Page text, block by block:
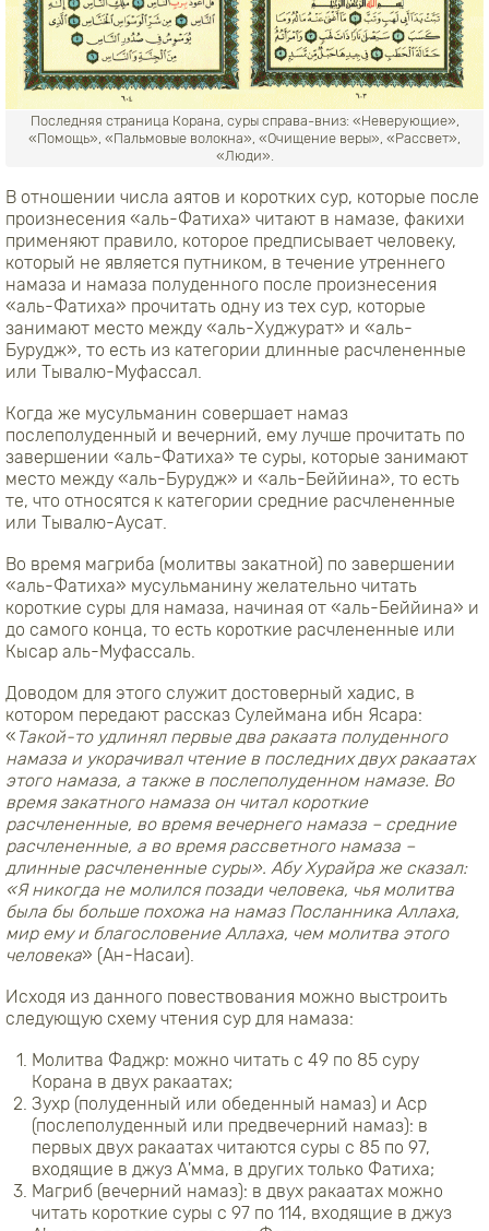
Последняя страница Корана, суры справа-вниз: «Неверующие»,
«Помощь», «Пальмовые волокна», «Очищение веры», «Рассвет»,
«Люди».
В отношении числа аятов и коротких сур, которые после
произнесения «аль-Фатиха» читают в намазе, факихи
применяют правило, которое предписывает человеку,
который не является путником, в течение утреннего
намаза и намаза полуденного после произнесения
«аль-Фатиха» прочитать одну из тех сур, которые
занимают место между «аль-Худжурат» и «аль-
Бурудж», то есть из категории длинные расчлененные
или Тывалю-Муфассал.
Когда же мусульманин совершает намаз
послеполуденный и вечерний, ему лучше прочитать по
завершении «аль-Фатиха» те суры, которые занимают
место между «аль-Бурудж» и «аль-Беййина», то есть
те, что относятся к категории средние расчлененные
или Тывалю-Аусат.
Во время магриба (молитвы закатной) по завершении
«аль-Фатиха» мусульманину желательно читать
короткие суры для намаза, начиная от «аль-Беййина» и
до самого конца, то есть короткие расчлененные или
Кысар аль-Муфассаль.
Доводом для этого служит достоверный хадис, в
котором передают рассказ Сулеймана ибн Ясара:
« Такой-то удлинял первые два ракаата полуденного
намаза и укорачивал чтение в последних двух ракаатах
этого намаза, а также в послеполуденном намазе. Во
время закатного намаза он читал короткие
расчлененные, во время вечернего намаза – средние
расчлененные, а во время рассветного намаза –
длинные расчлененные суры». Абу Хурайра же сказал:
«Я никогда не молился позади человека, чья молитва
была бы больше похожа на намаз Посланника Аллаха,
мир ему и благословение Аллаха, чем молитва этого
человека» (Ан-Насаи).
Исходя из данного повествования можно выстроить
следующую схему чтения сур для намаза:
Молитва Фаджр: можно читать с 49 по 85 суру
Корана в двух ракаатах;
Зухр (полуденный или обеденный намаз) и Аср
(послеполуденный или предвечерний намаз): в
первых двух ракаатах читаются суры с 85 по 97,
входящие в джуз А'мма, в других только Фатиха;
Магриб (вечерний намаз): в двух ракаатах можно
читать короткие суры с 97 по 114, входящие в джуз